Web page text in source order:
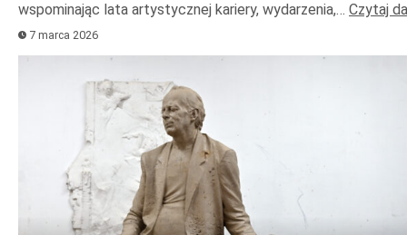
wspominając lata artystycznej kariery, wydarzenia,… Czytaj
7 marca 2026
dźwiękowych